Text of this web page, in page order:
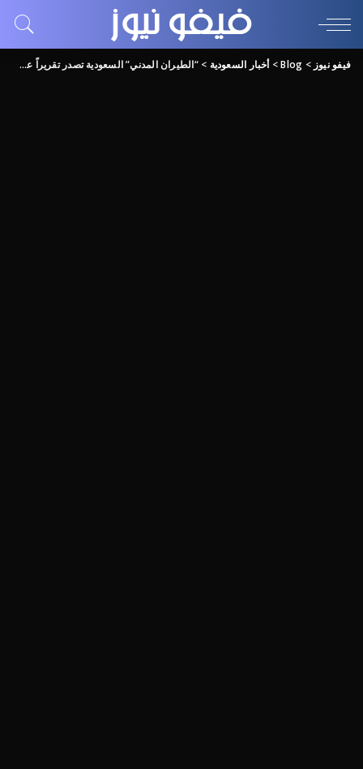
فيفو نيوز >
Blog
>أخبار السعودية >“الطيران المدني” السعودية تصدر تقريراً عن أداء المطارات لشهر أغسطس